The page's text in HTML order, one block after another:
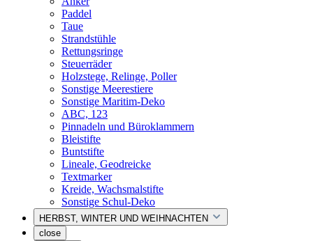
Paddel
Taue
Strandstühle
Rettungsringe
Steuerräder
Holzstege, Relinge, Poller
Sonstige Meerestiere
Sonstige Maritim-Deko
ABC, 123
Pinnadeln und Büroklammern
Bleistifte
Buntstifte
Lineale, Geodreicke
Textmarker
Kreide, Wachsmalstifte
Sonstige Schul-Deko
HERBST, WINTER UND WEIHNACHTEN
close